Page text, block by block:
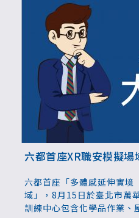
六都首座XR職安模擬場
六都首座「多體感延伸實境
域」，8月15日於臺北市萬
訓練中心包含化學品作業、